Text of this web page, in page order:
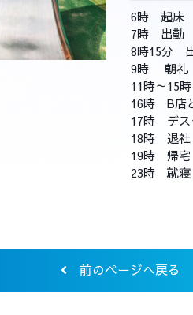
6時 起床
7時 出勤
8時15分
9時 朝礼
11時～15
16時 B店
17時 デス
18時 退社
19時 帰宅
23時 就寝
前のページへ戻る